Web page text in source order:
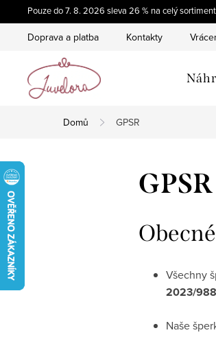
na
Pouze do 7. 8. 2026 sleva 26 % na celý
Doprava a platba Kontakty
Domů GPSR
GPSR
Všechny
2023/988
Naše